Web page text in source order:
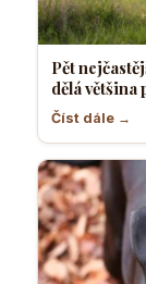
Pět
dělá většina
Číst dále →